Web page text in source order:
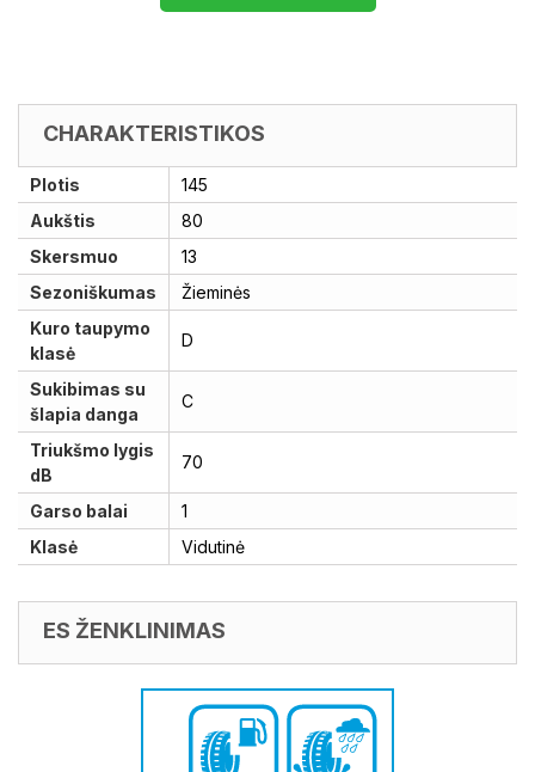
CHARAKTERISTIKOS
Plotis
145
Aukštis
80
Skersmuo
13
Sezoniškumas
Žieminės
Kuro taupymo
klasė
D
Sukibimas su
šlapia danga
C
Triukšmo lygis
dB
70
Garso balai
1
Klasė
Vidutinė
ES ŽENKLINIMAS